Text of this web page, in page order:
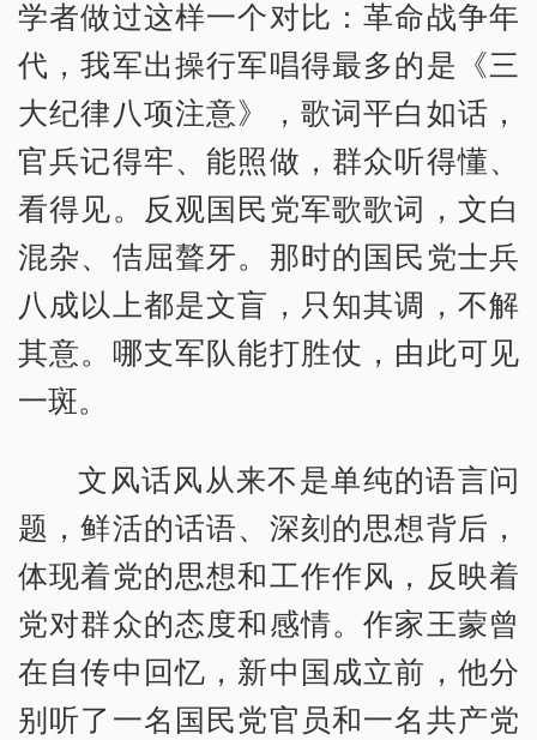
学者做过这样一个对比：革命战争年
代，我军出操行军唱得最多的是《三
大纪律八项注意》，歌词平白如话，
官兵记得牢、能照做，群众听得懂、
看得见。反观国民党军歌歌词，文白
混杂、佶屈聱牙。那时的国民党士兵
八成以上都是文盲，只知其调，不解
其意。哪支军队能打胜仗，由此可见
一斑。
文风话风从来不是单纯的语言问
题，鲜活的话语、深刻的思想背后，
体现着党的思想和工作作风，反映着
党对群众的态度和感情。作家王蒙曾
在自传中回忆，新中国成立前，他分
别听了一名国民党官员和一名共产党